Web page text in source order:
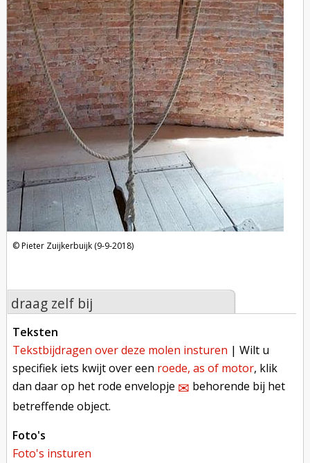
Pieter Zuijkerbuijk (9-9-2018)
draag zelf bij
teksten
tekstbijdragen over deze molen insturen | Wilt u
specifiek iets kwijt over een roede, as of motor, klik
dan daar op het rode envelopje ✉︎ behorende bij het
betreffende object.
foto's
foto's insturen